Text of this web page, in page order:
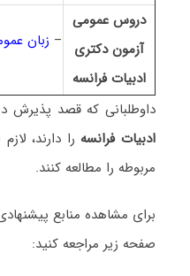
دروس عمومی
آزمون دکتری
ادبیات فراﻧﺴﻪ
– زبان
داوطلبانی که قصد پذیرش
ادبیات فراﻧﺴﻪ را دارند،
مربوطه را مطالعه کنند.
برای مشاهده منابع
صفحه زیر مراجعه کنید: